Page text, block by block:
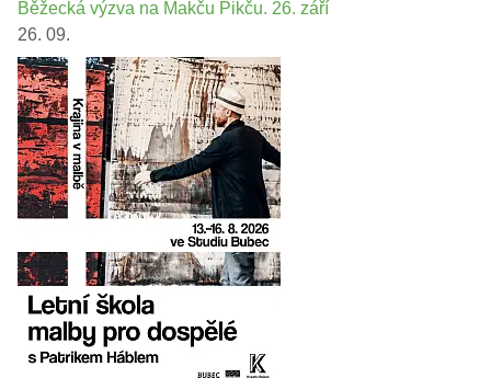
Běžecká výzva na Makču Pikču. 26. září
26. 09.